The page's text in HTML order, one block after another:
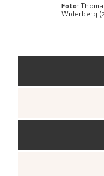
Foto:
Widerberg